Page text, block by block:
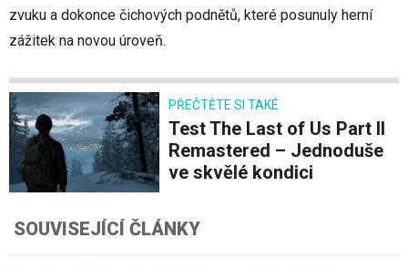
zvuku a dokonce čichových podnětů, které posunuly herní
zážitek na novou úroveň.
PŘEČTĚTE SI TAKÉ
Test The Last of Us Part II
Remastered – Jednoduše
ve skvělé kondici
SOUVISEJÍCÍ ČLÁNKY